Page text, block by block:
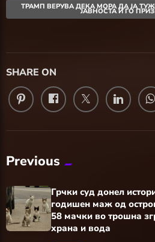
ТРАМП ВЕРУВА ДЕКА МОРА ДА ЈА
ЈАВНОСТА И ГО
SHARE ON
Previous
Грчки суд донел
годишен маж од
58 мачки во трошна
храна и вода